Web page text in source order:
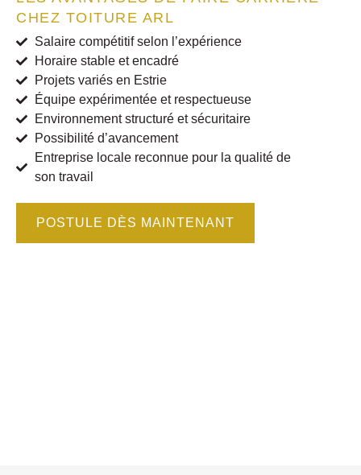
CHEZ TOITURE ARL
Salaire compétitif selon l’expérience
Horaire stable et encadré
Projets variés en Estrie
Équipe expérimentée et respectueuse
Environnement structuré et sécuritaire
Possibilité d’avancement
Entreprise locale reconnue pour la qualité de
son travail
POSTULE DÈS MAINTENANT